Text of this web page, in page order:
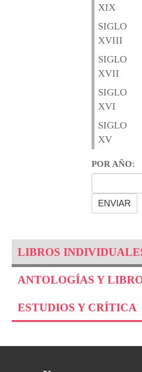
XIX
SIGLO
XVIII
SIGLO
XVII
SIGLO
XVI
SIGLO
XV
POR AÑO:
LIBROS
ANTOLOGÍAS Y
ESTUDIOS Y CRÍTICA